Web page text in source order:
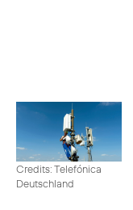
Credits: Telefónica
Deutschland